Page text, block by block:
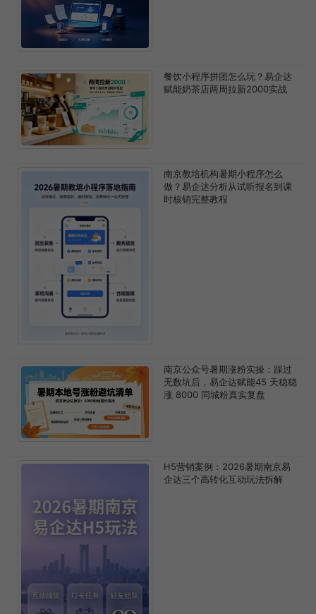
餐饮小程序拼团怎么玩？易企达
赋能奶茶店两周拉新2000实战
南京教培机构暑期小程序怎么
做？易企达分析从试听报名到课
时核销完整教程
南京公众号暑期涨粉实操：踩过
无数坑后，易企达赋能45 天稳稳
涨 8000 同城粉真实复盘
H5营销案例：2026暑期南京易
企达三个高转化互动玩法拆解